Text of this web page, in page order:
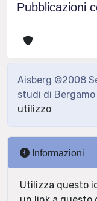
Pubblicazioni
Aisberg ©2008
studi di Bergamo |
utilizzo
Informazioni
Utilizza questo